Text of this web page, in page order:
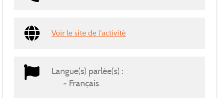
Voir le site de l'activité
Langue(s) parlée(s) :
Français